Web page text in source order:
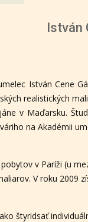
István
István Cene
realistických
v Maďarsku.
na Akadémii
v Paríži (u
V roku 2009
štyridsať